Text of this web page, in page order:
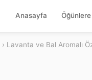
Anasayfa
› Lavanta ve Bal Aromalı